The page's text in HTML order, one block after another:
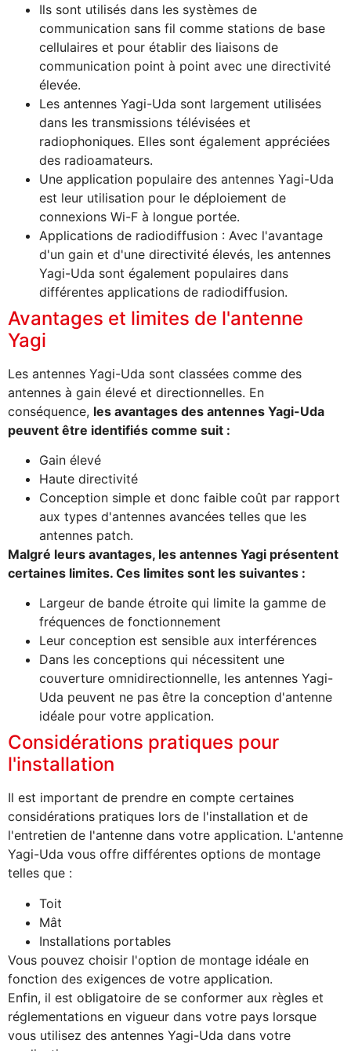
Ils sont utilisés dans les systèmes de
communication sans fil comme stations de base
cellulaires et pour établir des liaisons de
communication point à point avec une directivité
élevée.
Les antennes Yagi-Uda sont largement utilisées
dans les transmissions télévisées et
radiophoniques. Elles sont également appréciées
des radioamateurs.
Une application populaire des antennes Yagi-Uda
est leur utilisation pour le déploiement de
connexions Wi-F à longue portée.
Applications de radiodiffusion : Avec l'avantage
d'un gain et d'une directivité élevés, les antennes
Yagi-Uda sont également populaires dans
différentes applications de radiodiffusion.
Avantages et limites de l'antenne
Yagi
Les antennes Yagi-Uda sont classées comme des
antennes à gain élevé et directionnelles. En
conséquence, les avantages des antennes Yagi-Uda
peuvent être identifiés comme suit :
Gain élevé
Haute directivité
Conception simple et donc faible coût par rapport
aux types d'antennes avancées telles que les
antennes patch.
Malgré leurs avantages, les antennes Yagi présentent
certaines limites. Ces limites sont les suivantes :
Largeur de bande étroite qui limite la gamme de
fréquences de fonctionnement
Leur conception est sensible aux interférences
Dans les conceptions qui nécessitent une
couverture omnidirectionnelle, les antennes Yagi-
Uda peuvent ne pas être la conception d'antenne
idéale pour votre application.
Considérations pratiques pour
l'installation
Il est important de prendre en compte certaines
considérations pratiques lors de l'installation et de
l'entretien de l'antenne dans votre application. L'antenne
Yagi-Uda vous offre différentes options de montage
telles que :
Toit
Mât
Installations portables
Vous pouvez choisir l'option de montage idéale en
fonction des exigences de votre application.
Enfin, il est obligatoire de se conformer aux règles et
réglementations en vigueur dans votre pays lorsque
vous utilisez des antennes Yagi-Uda dans votre